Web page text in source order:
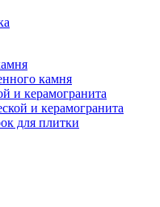
камня
и керамогранита
и керамогранита
для плитки